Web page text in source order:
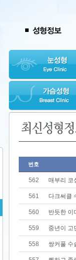
번호
562 매부리 코
561 다크써클
560 반듯한
559 중년이 고
558 쌍커풀 수